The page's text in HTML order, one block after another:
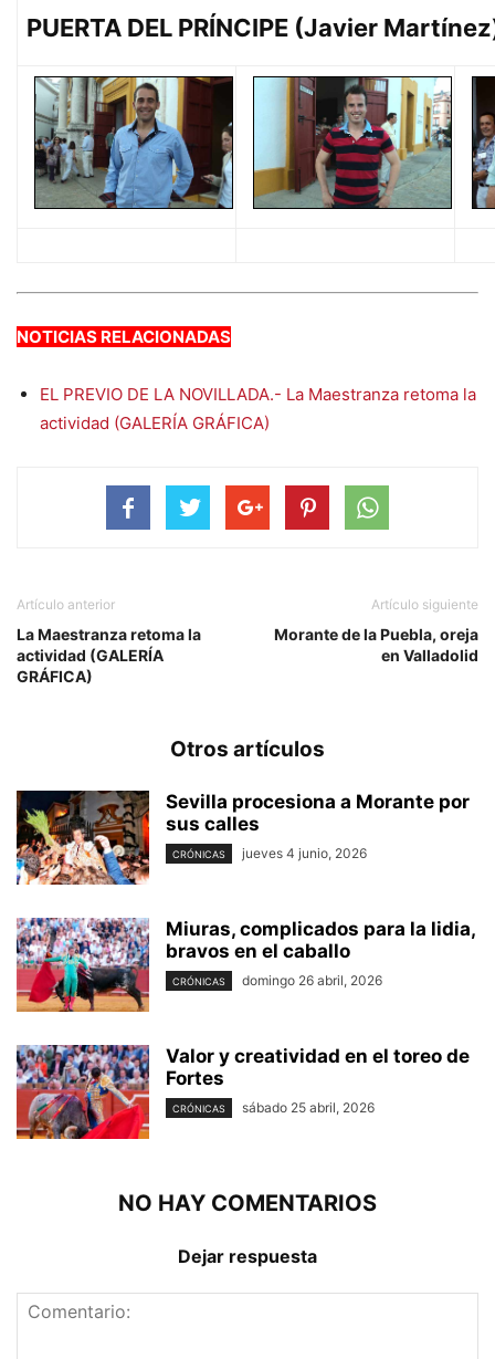
PUERTA DEL PRÍNCIPE (Javier
NOTICIAS RELACIONADAS
EL PREVIO DE LA NOVILLADA.- La Maestranza retoma la
actividad (GALERÍA GRÁFICA)
Artículo anterior
La Maestranza retoma la
actividad (GALERÍA
GRÁFICA)
Artículo siguiente
Morante de la Puebla, oreja
en Valladolid
Otros artículos
Sevilla procesiona a Morante por
sus calles
CRÓNICAS jueves 4 junio, 2026
Miuras, complicados para la lidia,
bravos en el caballo
CRÓNICAS domingo 26 abril, 2026
Valor y creatividad en el toreo de
Fortes
CRÓNICAS sábado 25 abril, 2026
NO HAY COMENTARIOS
Dejar respuesta